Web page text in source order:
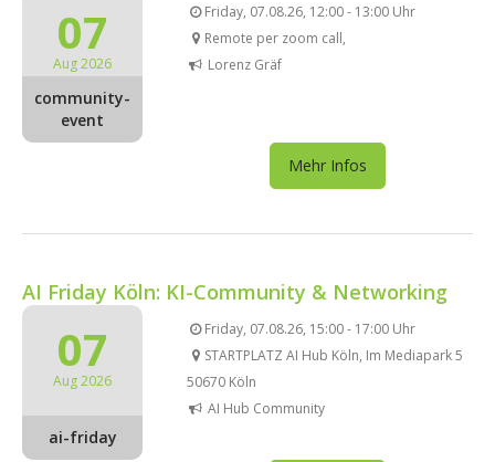
07
Aug 2026
community-
event
Friday, 07.08.26, 12:00 - 13:00 Uhr
Remote per zoom call,
Lorenz Gräf
Mehr Infos
AI Friday Köln: KI-Community & Networking
07
Aug 2026
ai-friday
Friday, 07.08.26, 15:00 - 17:00 Uhr
STARTPLATZ AI Hub Köln, Im Mediapark 5
50670 Köln
AI Hub Community